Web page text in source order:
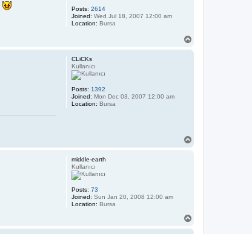
Posts: 2614
Joined: Wed Jul 18, 2007 12:00 am
Location: Bursa
CLiCKs
Kullanıcı
Posts: 1392
Joined: Mon Dec 03, 2007 12:00 am
Location: Bursa
middle-earth
Kullanıcı
Posts: 73
Joined: Sun Jan 20, 2008 12:00 am
Location: Bursa